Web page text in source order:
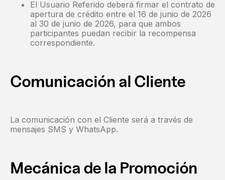
El Usuario Referido deberá firmar el contrato de
apertura de crédito entre el 16 de junio de 2026
al 30 de junio de 2026, para que ambos
participantes puedan recibir la recompensa
correspondiente.
Comunicación al Cliente
La comunicación con el Cliente será a través de
mensajes SMS y WhatsApp.
Mecánica de la Promoción